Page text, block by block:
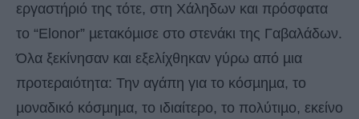
εργαστήριό της τότε, στη Χάληδων και πρόσφατα
το “Elonor” µετακόµισε στο στενάκι της Γαβαλάδων.
Όλα ξεκίνησαν και εξελίχθηκαν γύρω από µια
προτεραιότητα: Την αγάπη για το κόσµηµα, το
µοναδικό κόσµηµα, το ιδιαίτερο, το πολύτιµο, εκείνο